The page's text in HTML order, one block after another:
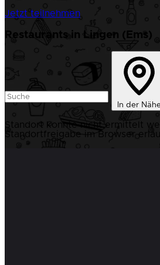
Jetzt teilnehmen
Restaurants in Lingen (Ems)
In der
Standort konnte nicht ermittelt
Standortfreigabe im Browser